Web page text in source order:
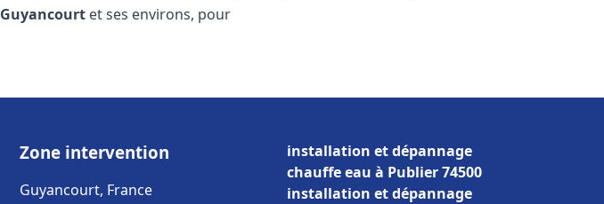
Guyancourt et ses environs, pour
Zone intervention
Guyancourt, France
installation et dépannage
chauffe eau à Publier 74500
installation et dépannage